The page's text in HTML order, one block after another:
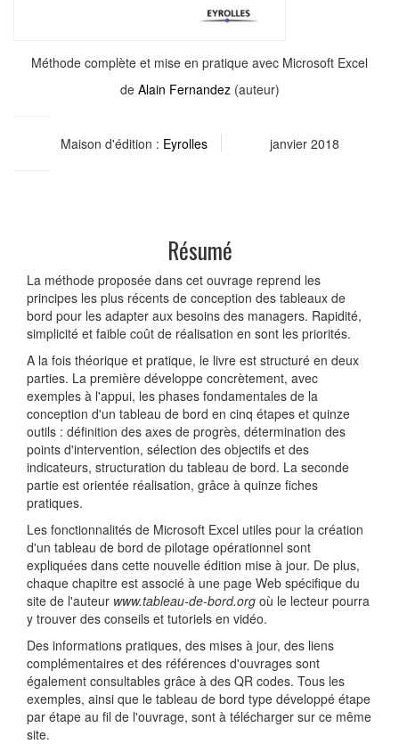
Méthode complète et mise en pratique avec Microsoft Excel
de Alain Fernandez(auteur)
Maison d'édition : Eyrolles janvier 2018
Résumé
La méthode proposée dans cet ouvrage reprend les
principes les plus récents de conception des tableaux de
bord pour les adapter aux besoins des managers. Rapidité,
simplicité et faible coût de réalisation en sont les priorités.
A la fois théorique et pratique, le livre est structuré en deux
parties. La première développe concrètement, avec
exemples à l'appui, les phases fondamentales de la
conception d'un tableau de bord en cinq étapes et quinze
outils : définition des axes de progrès, détermination des
points d'intervention, sélection des objectifs et des
indicateurs, structuration du tableau de bord. La seconde
partie est orientée réalisation, grâce à quinze fiches
pratiques.
Les fonctionnalités de Microsoft Excel utiles pour la création
d'un tableau de bord de pilotage opérationnel sont
expliquées dans cette nouvelle édition mise à jour. De plus,
chaque chapitre est associé à une page Web spécifique du
site de l'auteur www.tableau-de-bord.org où le lecteur pourra
y trouver des conseils et tutoriels en vidéo.
Des informations pratiques, des mises à jour, des liens
complémentaires et des références d'ouvrages sont
également consultables grâce à des QR codes. Tous les
exemples, ainsi que le tableau de bord type développé étape
par étape au fil de l'ouvrage, sont à télécharger sur ce même
site.